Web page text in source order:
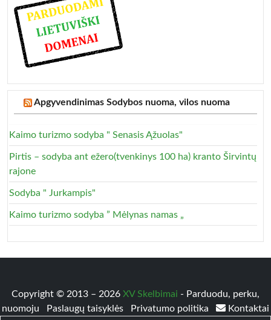
Apgyvendinimas Sodybos nuoma, vilos nuoma
Kaimo turizmo sodyba " Senasis Ąžuolas"
Pirtis – sodyba ant ežero(tvenkinys 100 ha) kranto Širvintų
rajone
Sodyba " Jurkampis"
Kaimo turizmo sodyba ” Mėlynas namas „
Copyright © 2013 – 2026 XV Skelbimai - Parduodu, perku,
nuomoju
Paslaugų taisyklės Privatumo politika Kontaktai